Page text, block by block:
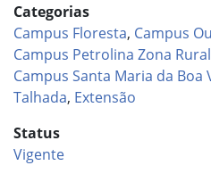
Categorias
Campus Floresta, Campus
Campus Petrolina Zona Rural
Campus Santa Maria da Boa
Talhada, Extensão
Status
Vigente